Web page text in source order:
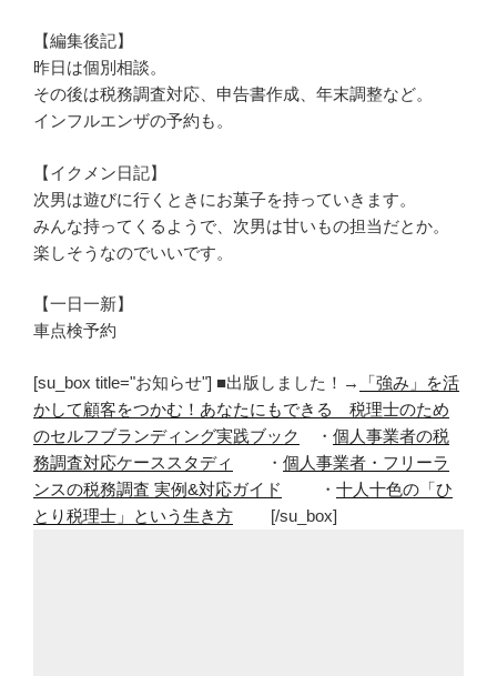
【編集後記】
昨日は個別相談。
その後は税務調査対応、申告書作成、年末調整など。
インフルエンザの予約も。
【イクメン日記】
次男は遊びに行くときにお菓子を持っていきます。
みんな持ってくるようで、次男は甘いもの担当だとか。
楽しそうなのでいいです。
【一日一新】
車点検予約
[su_box title="お知らせ"] ■出版しました！→
「強み」を活
かして顧客をつかむ！あなたにもできる 税理士のため
のセルフブランディング実践ブック
・ 個人事業者の税
務調査対応ケーススタディ
・ 個人事業者・フリーラ
ンスの税務調査 実例&対応ガイド
・ 十人十色の「ひ
とり税理士」という生き方 [/su_box]